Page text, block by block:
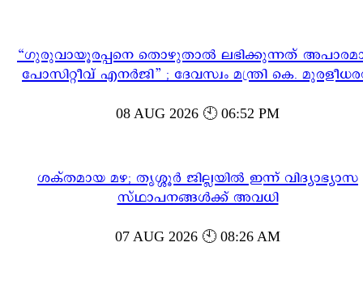
“ഗുരുവായൂരപ്പനെ തൊഴുതാൽ ലഭിക്കുന്നത്
പോസിറ്റീവ് എനർജി” ; ദേവസ്വം മന്ത്രി കെ.
08 AUG 2026 🕙 06:52 PM
ശക്തമായ മഴ; തൃശ്ശൂർ ജില്ലയിൽ ഇന്ന് വിദ്യാഭ്യാസ
സ്ഥാപനങ്ങൾക്ക് അവധി
07 AUG 2026 🕙 08:26 AM